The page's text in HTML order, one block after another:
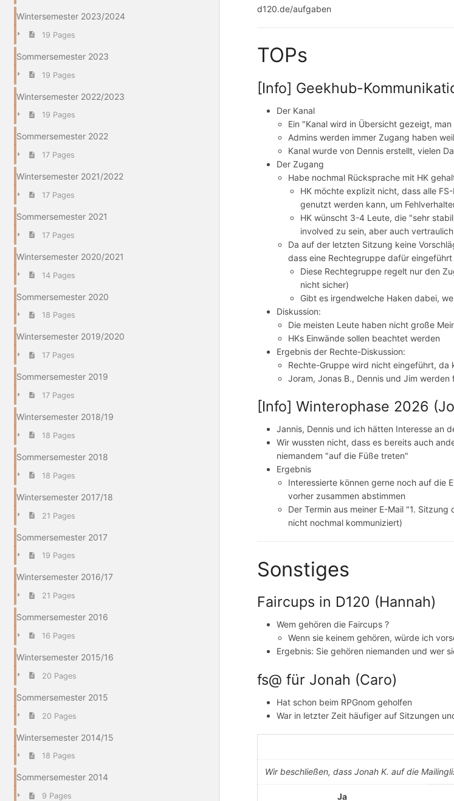
Wintersemester 2023/2024
19 Pages
Sommersemester 2023
19 Pages
Wintersemester 2022/2023
19 Pages
Sommersemester 2022
17 Pages
Wintersemester 2021/2022
17 Pages
Sommersemester 2021
17 Pages
Wintersemester 2020/2021
14 Pages
Sommersemester 2020
18 Pages
Wintersemester 2019/2020
17 Pages
Sommersemester 2019
17 Pages
Wintersemester 2018/19
18 Pages
Sommersemester 2018
18 Pages
Wintersemester 2017/18
21 Pages
Sommersemester 2017
19 Pages
Wintersemester 2016/17
21 Pages
Sommersemester 2016
16 Pages
Wintersemester 2015/16
20 Pages
Sommersemester 2015
20 Pages
Wintersemester 2014/15
18 Pages
Sommersemester 2014
9 Pages
d120.de/aufgaben
TOPs
[Info] Geekhub-
Der Kanal
Ein "Kanal wird in Übersicht gezeigt,
Admins werden immer Zugang haben
Kanal wurde von Dennis erstellt, vielen
Der Zugang
Habe nochmal Rücksprache mit HK
HK möchte explizit nicht, dass alle
genutzt werden kann, um
HK wünscht 3-4 Leute, die "sehr
involved zu sein, aber auch
Da auf der letzten Sitzung keine
dass eine Rechtegruppe dafür eingeführt
Diese Rechtegruppe regelt nur den
nicht sicher)
Gibt es irgendwelche Haken dabei,
Diskussion:
Die meisten Leute haben nicht große
HKs Einwände sollen beachtet werden
Ergebnis der Rechte-Diskussion:
Rechte-Gruppe wird nicht eingeführt,
Joram, Jonas B., Dennis und Jim
[Info] Winterophase 2026
Jannis, Dennis und ich hätten Interesse an
Wir wussten nicht, dass es bereits auch
niemandem "auf die Füße treten"
Ergebnis
Interessierte können gerne noch auf die
vorher zusammen abstimmen
Der Termin aus meiner E-Mail "1.
nicht nochmal kommuniziert)
Sonstiges
Faircups in D120 (Hannah)
Wem gehören die Faircups ?
Wenn sie keinem gehören, würde ich
Ergebnis: Sie gehören niemanden und wer
fs@ für Jonah (Caro)
Hat schon beim RPGnom geholfen
War in letzter Zeit häufiger auf Sitzungen
Wir beschließen, dass Jonah K. auf die
Ja